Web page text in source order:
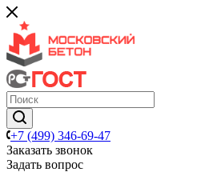
+7 (499) 346-69-47
Заказать звонок
Задать вопрос